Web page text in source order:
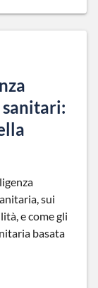
sui
e come gli
basata